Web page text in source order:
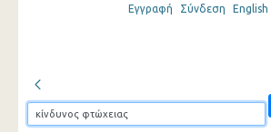
Εγγραφή Σύνδεση English